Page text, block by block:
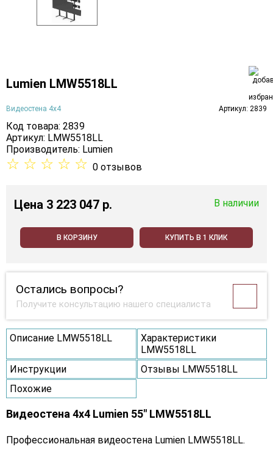
Lumien LMW5518LL
Видеостена 4х4 Артикул: 2839
Код товара: 2839
Артикул: LMW5518LL
Производитель: Lumien
☆ ☆ ☆ ☆ ☆ 0 отзывов
Цена 3 223 047 p. В наличии
В КОРЗИНУ КУПИТЬ В 1 КЛИК
Остались вопросы?
Получите консультацию нашего специалиста
Описание LMW5518LL
Характеристики
LMW5518LL
Инструкции
Отзывы LMW5518LL
Похожие
Видеостена 4x4 Lumien 55" LMW5518LL
Профессиональная видеостена Lumien LMW5518LL.